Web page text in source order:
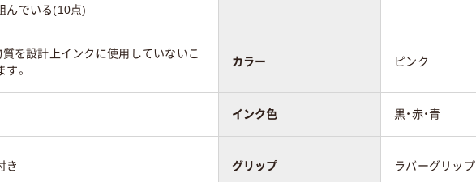
んでいる(10点)
を設計上インクに使用していないこ
。
カラー ピンク
インク色 黒・赤・青
き グリップ ラバーグリップ